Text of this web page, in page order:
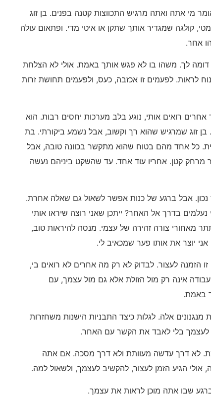
מי אתה ואתה מרגיש התכווצות קטנה בפנים. בן זוג
קולגה שמגדיר אותך שתקן או איטי מדי. ופתאום עולה
אחר.
לך. משהו בו לא פגש אותך באמת. אולי לא הצלחת
לראות. לפעמים זו אכזבה, כעס, ולפעמים תחושת זרות
אחרים רואים אותי, נוגע בלב מערכות יחסים רבות. הוא
בן זוג שמרגיש שהוא רך וקשוב, אבל נשמע ביקורתי. בת
כל אחד מהם בטוח שהוא מתקשר בכוונה טובה, אבל
מרחק קטן. אחריו עוד אחד. עד שהשקט ביניהם נעשה
אבל ברגע של כנות אפשר לשאול גם שאלה אחרת.
בדרך אל האחר? ייתכן שאני רוצה שיראו אותי
מאחורי צורה זהירה של עצמי. מנסה להיראות טוב,
יוצר את אותו פער שמכאיב לי.
הזמנה לעצור. לבדוק לא רק מה אחרים לא רואים בי,
אינה רק מול הזולת אלא גם מול עצמך, עם
באמת.
אלה. לגלות כיצד התבניות הישנות משחזרות
לעצמך בלי לאבד את הקשר עם האחר.
לא דרך עדשה מעוותת ולא דרך מסכה. אם אתה
הגיע הזמן לעצור, להקשיב לעצמך, ולשאול למה.
שבו אתה מוכן לראות את עצמך.